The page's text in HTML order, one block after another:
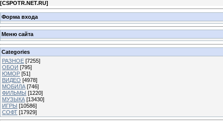
[CSPOTR.NET.RU]
Форма входа
Меню сайта
Categories
РАЗНОЕ [7255]
ОБОИ [795]
ЮМОР [51]
ВИДЕО [4978]
МОБИЛА [746]
ФИЛЬМЫ [1220]
МУЗЫКА [13430]
ИГРЫ [10586]
СОФТ [17929]